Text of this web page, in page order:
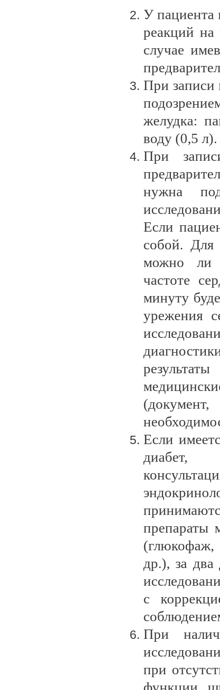
У пациента
реакций на
случае
При
желудка:
воду (0,5 л).
При
нужна
Если
собой. Для
можно ли
частоте
минуту
урежения
Если
диабет,
препараты
др.), за
с
При
при